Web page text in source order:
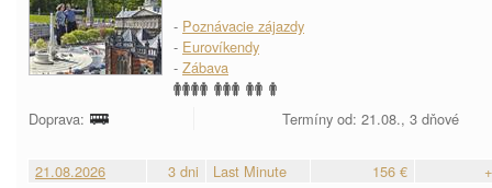
- Poznávacie zájazdy
- Eurovíkendy
- Zábava
Doprava: Termíny od: 21.08., 3 dňové
21.08.2026 3 dni Last Minute 156 €